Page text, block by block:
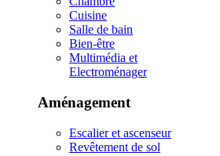
Cuisine
Salle de bain
Bien-être
Multimédia et
Electroménager
Aménagement
Escalier et ascenseur
Revêtement de sol